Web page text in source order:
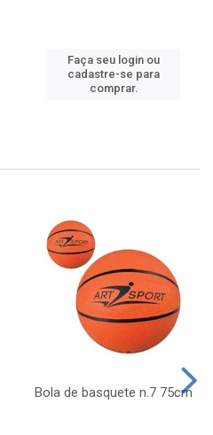
Faça seu login ou
cadastre-se para
comprar.
Bola de basquete n.7 75cm